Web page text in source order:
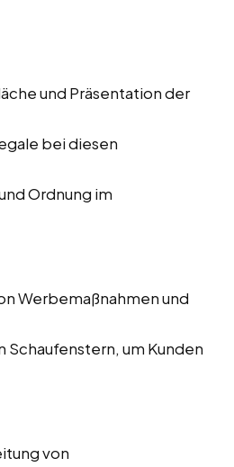
und Präsentation der
bei diesen
Ordnung im
Werbemaßnahmen und
Schaufenstern, um Kunden
von